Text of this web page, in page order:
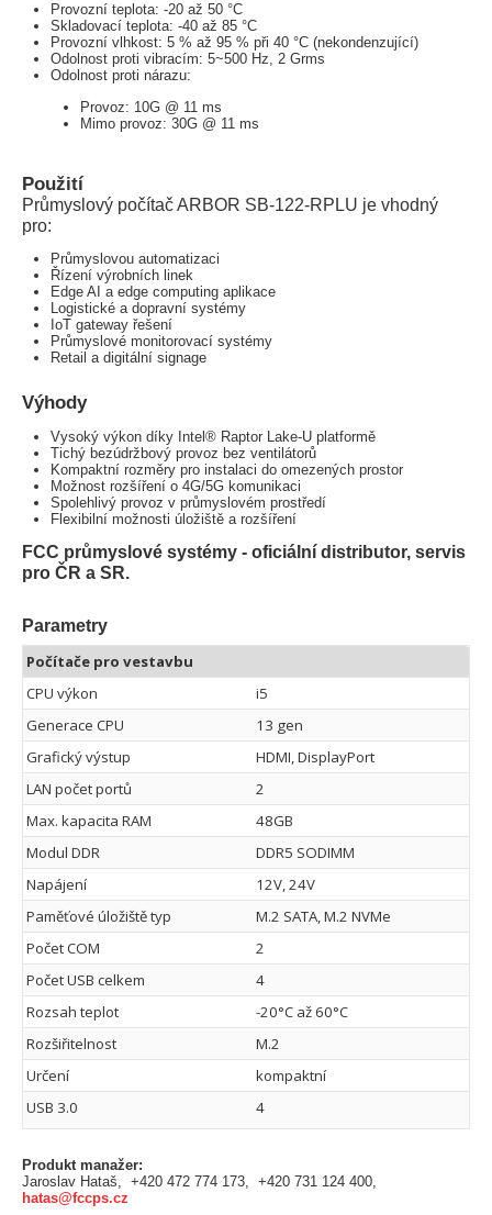
Provozní teplota: -20 až 50 °C
Skladovací teplota: -40 až 85 °C
Provozní vlhkost: 5 % až 95 % při 40 °C (nekondenzující)
Odolnost proti vibracím: 5~500 Hz, 2 Grms
Odolnost proti nárazu:
Provoz: 10G @ 11 ms
Mimo provoz: 30G @ 11 ms
Použití
Průmyslový počítač ARBOR SB-122-RPLU je vhodný
pro:
Průmyslovou automatizaci
Řízení výrobních linek
Edge AI a edge computing aplikace
Logistické a dopravní systémy
IoT gateway řešení
Průmyslové monitorovací systémy
Retail a digitální signage
Výhody
Vysoký výkon díky Intel® Raptor Lake-U platformě
Tichý bezúdržbový provoz bez ventilátorů
Kompaktní rozměry pro instalaci do omezených prostor
Možnost rozšíření o 4G/5G komunikaci
Spolehlivý provoz v průmyslovém prostředí
Flexibilní možnosti úložiště a rozšíření
FCC průmyslové systémy - oficiální distributor, servis
pro ČR a SR.
Parametry
Počítače pro vestavbu
CPU výkon
i5
Generace CPU
13 gen
Grafický výstup
HDMI, DisplayPort
LAN počet portů
2
Max. kapacita RAM
48GB
Modul DDR
DDR5 SODIMM
Napájení
12V, 24V
Paměťové úložiště typ
M.2 SATA, M.2 NVMe
Počet COM
2
Počet USB celkem
4
Rozsah teplot
-20°C až 60°C
Rozšiřitelnost
M.2
Určení
kompaktní
USB 3.0
4
Produkt manažer:
Jaroslav Hataš, +420 472 774 173, +420 731 124 400,
hatas@fccps.cz